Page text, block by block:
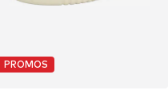
PROMOS